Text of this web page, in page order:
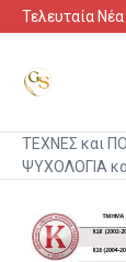
Μετάβαση στο
Τελευταία Νέα
ΤΕΧΝΕΣ και
ΨΥΧΟΛΟΓΙΑ